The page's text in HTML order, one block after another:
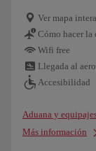
Ver mapa
Cómo hacer la
Wifi free
Llegada al
Accesibilidad
Aduana y
Más información